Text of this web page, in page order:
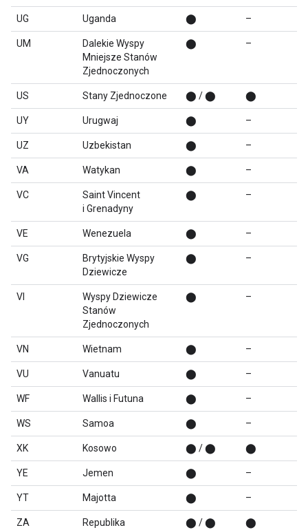
UG Uganda ⬤ –
UM
Dalekie Wyspy
Mniejsze Stanów
Zjednoczonych
⬤ –
US Stany Zjednoczone ⬤ / ⬤ ⬤
UY Urugwaj ⬤ –
UZ Uzbekistan ⬤ –
VA Watykan ⬤ –
VC
Saint Vincent
i Grenadyny
⬤ –
VE Wenezuela ⬤ –
VG
Brytyjskie Wyspy
Dziewicze
⬤ –
VI
Wyspy Dziewicze
Stanów
Zjednoczonych
⬤ –
VN Wietnam ⬤ –
VU Vanuatu ⬤ –
WF Wallis i Futuna ⬤ –
WS Samoa ⬤ –
XK Kosowo ⬤ / ⬤ ⬤
YE Jemen ⬤ –
YT Majotta ⬤ –
ZA
Republika
⬤ / ⬤ ⬤